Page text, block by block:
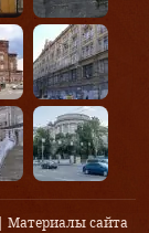
Материалы сайта